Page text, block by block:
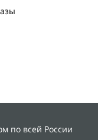
по всей России